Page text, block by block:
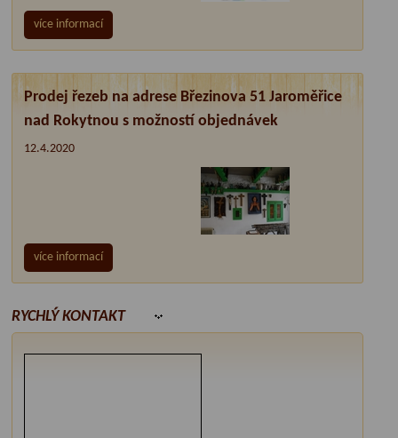
více informací
Prodej řezeb na adrese Březinova 51 Jaroměřice
nad Rokytnou s možností objednávek
12.4.2020
více informací
RYCHLÝ KONTAKT